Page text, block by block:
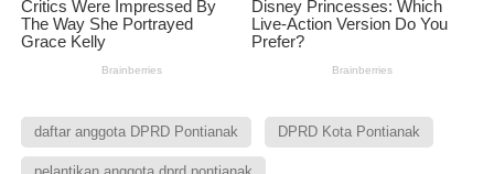
daftar anggota DPRD Pontianak DPRD Kota Pontianak